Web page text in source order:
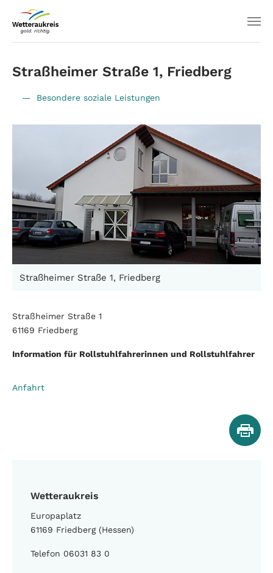
Wetteraukreis
Europaplatz
61169 Friedberg (Hessen)
Telefon 06031 83 0
Straßheimer Straße 1, Friedberg
Besondere soziale Leistungen
Straßheimer Straße 1, Friedberg
Straßheimer Straße 1
61169 Friedberg
Information für Rollstuhlfahrerinnen und Rollstuhlfahrer
Anfahrt